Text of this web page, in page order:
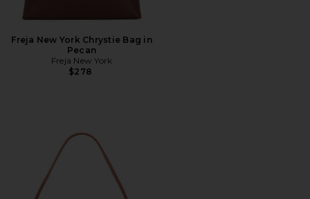
Freja New York Chrystie Bag in
Pecan
Freja New York
$278